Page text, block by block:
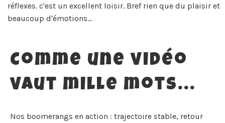
réflexes. c'est un excellent loisir. Bref rien que du plaisir et
beaucoup d'émotions...
Comme une vidéo
vaut mille mots...
Nos boomerangs en action : trajectoire stable, retour